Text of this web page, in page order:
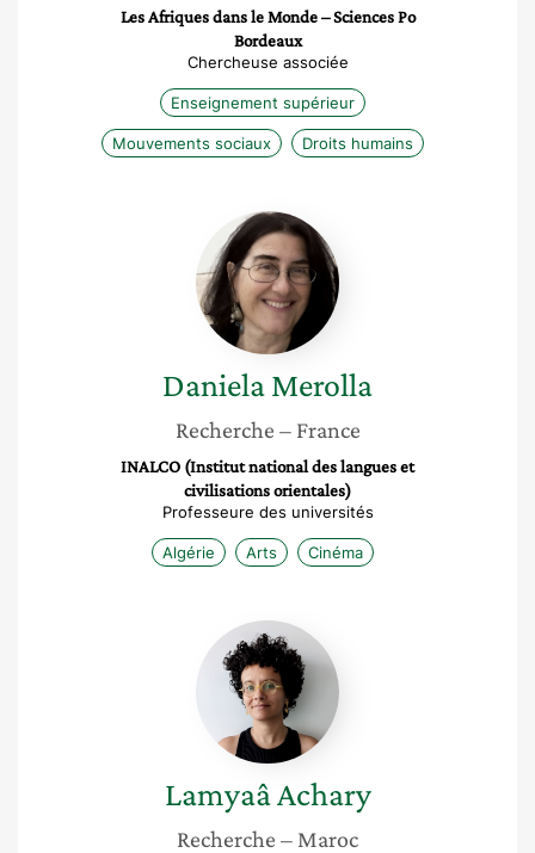
Les Afriques dans le Monde – Sciences Po
Bordeaux
Chercheuse associée
Enseignement supérieur
Mouvements sociaux Droits humains
Daniela
Merolla
DanielaMerolla
Recherche – France
INALCO (Institut national des langues et
civilisations orientales)
Professeure des universités
Algérie Arts Cinéma
Lamyaâ
Achary
LamyaâAchary
Recherche – Maroc